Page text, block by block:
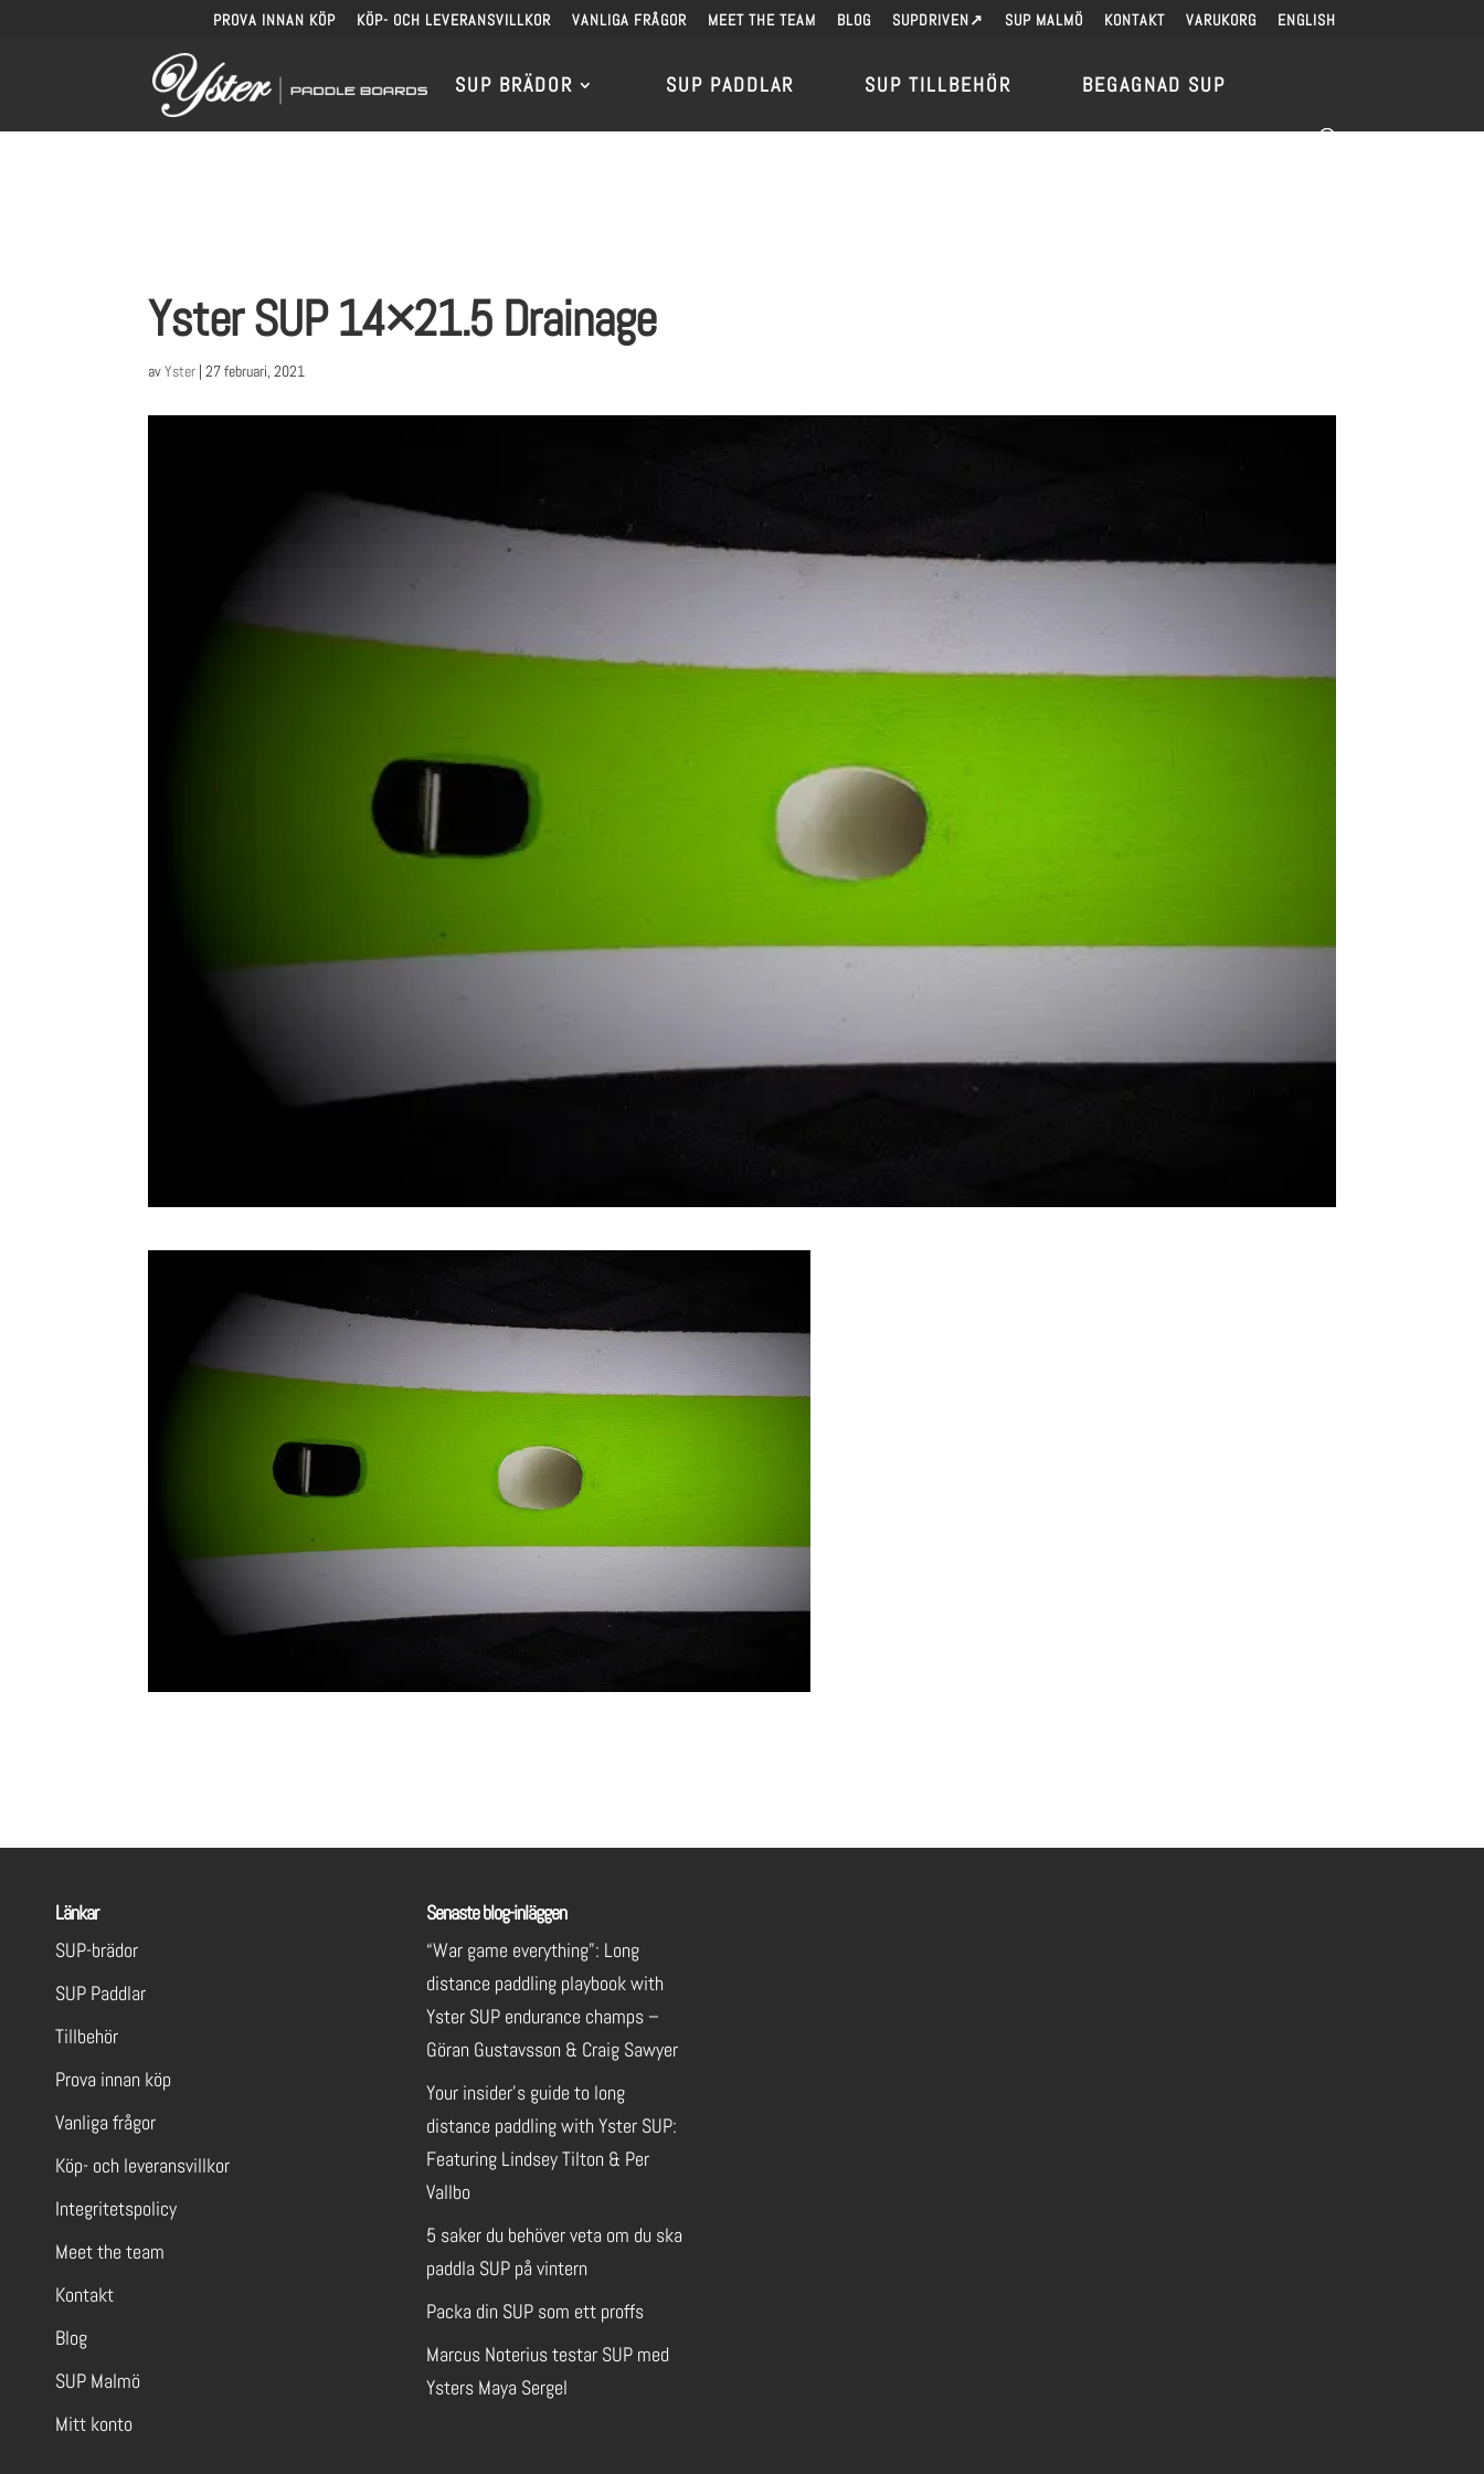
PROVA INNAN KÖP KÖP- OCH LEVERANSVILLKOR VANLIGA FRÅGOR MEET THE TEAM BLOG SUPDRIVEN↗ SUP MALMÖ KONTAKT VARUKORG ENGLISH
SUP BRÄDOR SUP PADDLAR SUP TILLBEHÖR BEGAGNAD SUP
Yster SUP 14×21.5 Drainage
avYster |27 februari, 2021
Länkar
SUP-brädor
SUP Paddlar
Tillbehör
Prova innan köp
Vanliga frågor
Köp- och leveransvillkor
Integritetspolicy
Meet the team
Kontakt
Blog
SUP Malmö
Mitt konto
Senaste blog-inläggen
“War game everything”: Long
distance paddling playbook with
Yster SUP endurance champs –
Göran Gustavsson & Craig Sawyer
Your insider’s guide to long
distance paddling with Yster SUP:
Featuring Lindsey Tilton & Per
Vallbo
5 saker du behöver veta om du ska
paddla SUP på vintern
Packa din SUP som ett proffs
Marcus Noterius testar SUP med
Ysters Maya Sergel